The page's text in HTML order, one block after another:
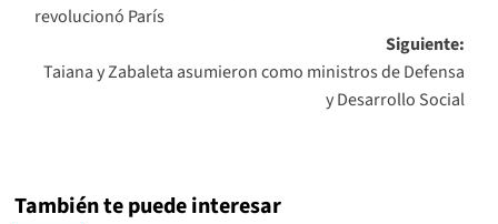
entradas
revolucionó París
Siguiente:
Taiana y Zabaleta asumieron como ministros de Defensa
y Desarrollo Social
También te puede interesar